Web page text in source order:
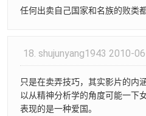
任何出卖自己国家和名族的败类
18. shujunyang1943 2010-
只是在卖弄技巧，其实影片的内
以从精神分析学的角度可能一下
表现的是一种爱国。